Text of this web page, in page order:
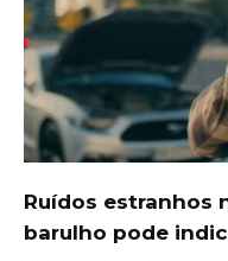
Ruídos estranhos
barulho pode